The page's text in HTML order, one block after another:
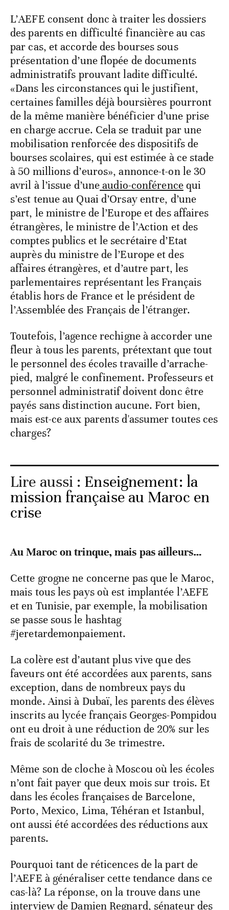
L’AEFE consent donc à traiter les dossiers
des parents en difficulté financière au cas
par cas, et accorde des bourses sous
présentation d’une flopée de documents
administratifs prouvant ladite difficulté.
«Dans les circonstances qui le justifient,
certaines familles déjà boursières pourront
de la même manière bénéficier d’une prise
en charge accrue. Cela se traduit par une
mobilisation renforcée des dispositifs de
bourses scolaires, qui est estimée à ce stade
à 50 millions d’euros», annonce-t-on le 30
avril à l’issue d’uneaudio-conférencequi
s’est tenue au Quai d’Orsay entre, d’une
part, le ministre de l’Europe et des affaires
étrangères, le ministre de l’Action et des
comptes publics et le secrétaire d’Etat
auprès du ministre de l’Europe et des
affaires étrangères, et d’autre part, les
parlementaires représentant les Français
établis hors de France et le président de
l’Assemblée des Français de l’étranger.
Toutefois, l’agence rechigne à accorder une
fleur à tous les parents, prétextant que tout
le personnel des écoles travaille d’arrache-
pied, malgré le confinement. Professeurs et
personnel administratif doivent donc être
payés sans distinction aucune. Fort bien,
mais est-ce aux parents d'assumer toutes ces
charges?
Lire aussi : Enseignement: la
mission française au Maroc en
crise
Au Maroc on trinque, mais pas ailleurs…
Cette grogne ne concerne pas que le Maroc,
mais tous les pays où est implantée l’AEFE
et en Tunisie, par exemple, la mobilisation
se passe sous le hashtag
#jeretardemonpaiement.
La colère est d’autant plus vive que des
faveurs ont été accordées aux parents, sans
exception, dans de nombreux pays du
monde. Ainsi à Dubaï, les parents des élèves
inscrits au lycée français Georges-Pompidou
ont eu droit à une réduction de 20% sur les
frais de scolarité du 3e trimestre.
Même son de cloche à Moscou où les écoles
n’ont fait payer que deux mois sur trois. Et
dans les écoles françaises de Barcelone,
Porto, Mexico, Lima, Téhéran et Istanbul,
ont aussi été accordées des réductions aux
parents.
Pourquoi tant de réticences de la part de
l’AEFE à généraliser cette tendance dans ce
cas-là? La réponse, on la trouve dans une
interview de Damien Regnard, sénateur des